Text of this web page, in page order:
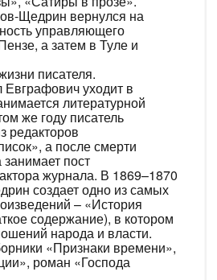
Щедрин вернулся на
управляющего
а затем в Туле и
писателя.
уходит в
литературной
же году писатель
редакторов
а после смерти
пост
журнала. В 1869–1870
создает одно из самых
– «История
содержание), в котором
народа и власти.
«Признаки времени»,
роман «Господа